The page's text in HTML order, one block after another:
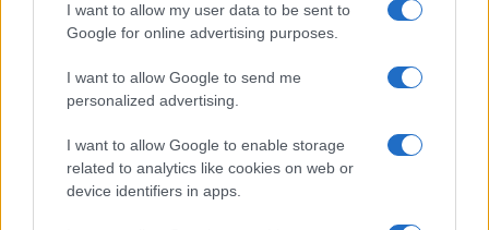
I want to allow my user data to be sent to
Google for online advertising purposes.
I want to allow Google to send me
personalized advertising.
I want to allow Google to enable storage
related to analytics like cookies on web or
device identifiers in apps.
A fuoco un deposito con bombole, intervento dei
vigili del fuoco a Rudalza